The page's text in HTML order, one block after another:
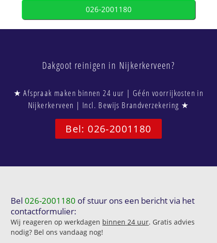
026-2001180
Dakgoot reinigen in Nijkerkerveen?
★ Afspraak maken binnen 24 uur | Géén voorrijkosten in
Nijkerkerveen | Incl. Bewijs Brandverzekering ★
Bel: 026-2001180
Bel026-2001180 of stuur ons een bericht via het
contactformulier:
Wij reageren op werkdagen binnen 24 uur. Gratis advies
nodig? Bel ons vandaag nog!